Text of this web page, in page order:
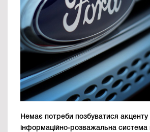
Немає потреби позбуватися
інформаційно-розважальна система